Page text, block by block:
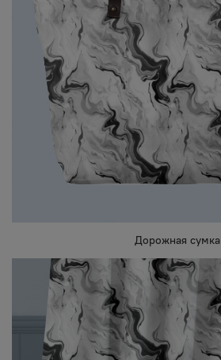
Дорожная сумка